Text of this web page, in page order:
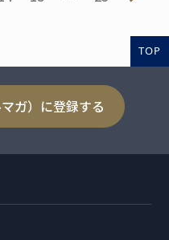
TOP
ガ）に登録する